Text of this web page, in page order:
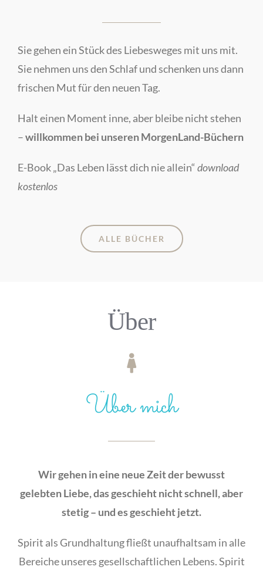
Sie gehen ein Stück des Liebesweges mit uns mit.
Sie nehmen uns den Schlaf und schenken uns dann
frischen Mut für den neuen Tag.
Halt einen Moment inne, aber bleibe nicht stehen
–willkommen bei unseren MorgenLand-Büchern
E-Book „Das Leben lässt dich nie allein“download
kostenlos
ALLE BÜCHER
Über
Über mich
Wir gehen in eine neue Zeit der bewusst
gelebten Liebe, das geschieht nicht schnell, aber
stetig – und es geschieht jetzt.
Spirit als Grundhaltung fließt unaufhaltsam in alle
Bereiche unseres gesellschaftlichen Lebens. Spirit